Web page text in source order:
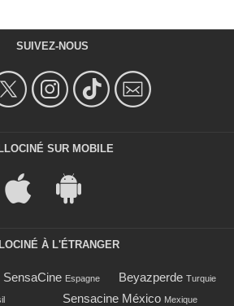
SUIVEZ-NOUS
SUR MOBILE
À L'ÉTRANGER
SensaCine Espagne Beyazperde Turquie
Sensacine México Mexique